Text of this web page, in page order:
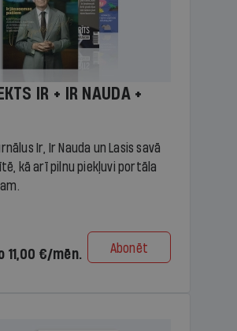
IR + IR NAUDA +
Ir, Ir Nauda un Lasis savā
kā arī pilnu piekļuvi portāla
11,00 €/mēn. Abonēt